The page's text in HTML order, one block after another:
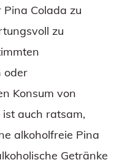
Colada zu
zu
oder
Konsum von
ist auch ratsam,
alkoholfreie Pina
Getränke